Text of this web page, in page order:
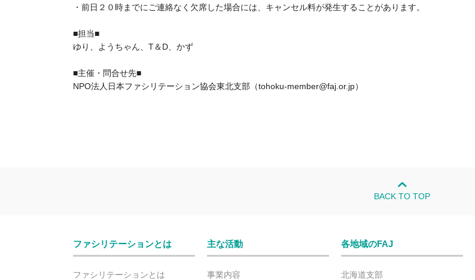
・前日２０時までにご連絡なく欠席した場合には、キャンセル料が発生することがあります。
■担当■
ゆり、ようちゃん、T＆D、かず
■主催・問合せ先■
NPO法人日本ファシリテーション協会東北支部（tohoku-member@faj.or.jp）
BACK TO TOP
ファシリテーションとは
ファシリテーションとは
主な活動
事業内容
各地域のFAJ
北海道支部